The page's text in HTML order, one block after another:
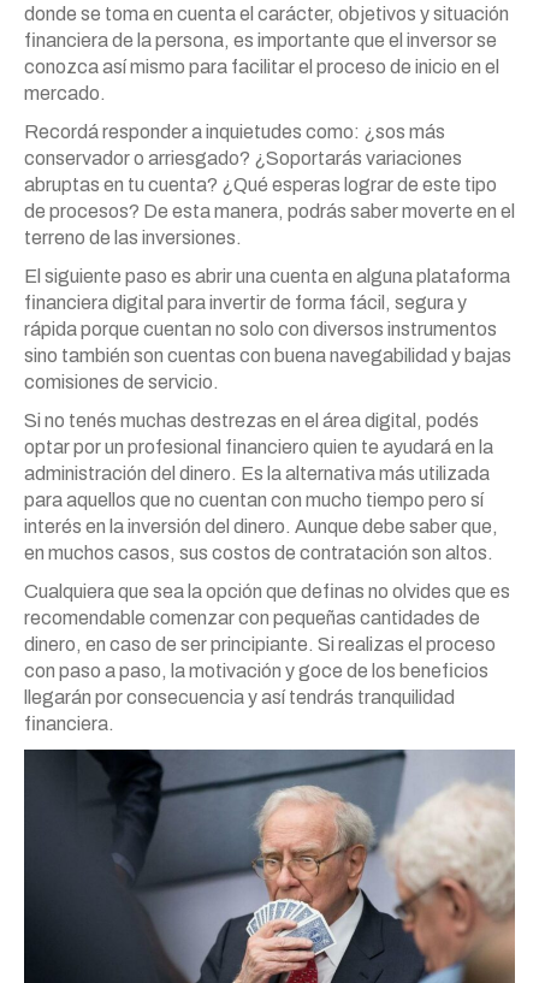
donde se toma en cuenta el carácter, objetivos y situación
financiera de la persona, es importante que el inversor se
conozca así mismo para facilitar el proceso de inicio en el
mercado.
Recordá responder a inquietudes como: ¿sos más
conservador o arriesgado? ¿Soportarás variaciones
abruptas en tu cuenta? ¿Qué esperas lograr de este tipo
de procesos? De esta manera, podrás saber moverte en el
terreno de las inversiones.
El siguiente paso es abrir una cuenta en alguna plataforma
financiera digital para invertir de forma fácil, segura y
rápida porque cuentan no solo con diversos instrumentos
sino también son cuentas con buena navegabilidad y bajas
comisiones de servicio.
Si no tenés muchas destrezas en el área digital, podés
optar por un profesional financiero quien te ayudará en la
administración del dinero. Es la alternativa más utilizada
para aquellos que no cuentan con mucho tiempo pero sí
interés en la inversión del dinero. Aunque debe saber que,
en muchos casos, sus costos de contratación son altos.
Cualquiera que sea la opción que definas no olvides que es
recomendable comenzar con pequeñas cantidades de
dinero, en caso de ser principiante. Si realizas el proceso
con paso a paso, la motivación y goce de los beneficios
llegarán por consecuencia y así tendrás tranquilidad
financiera.